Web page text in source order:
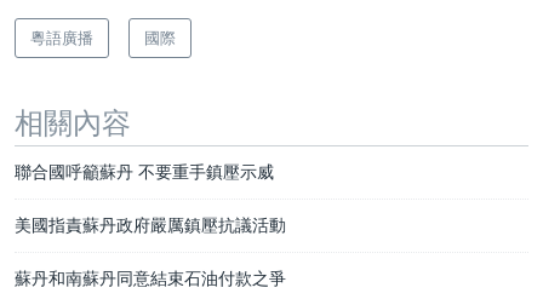
粵語廣播 國際
相關內容
聯合國呼籲蘇丹 不要重手鎮壓示威
美國指責蘇丹政府嚴厲鎮壓抗議活動
蘇丹和南蘇丹同意結束石油付款之爭